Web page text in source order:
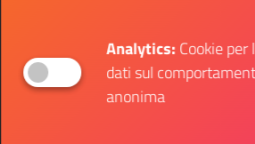
Analytics:Cookie
dati sul
anonima